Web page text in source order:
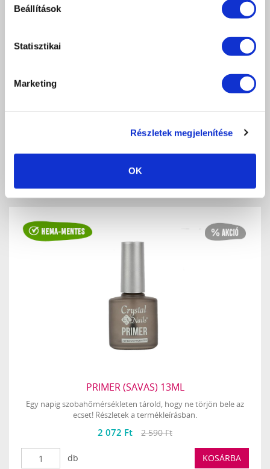
Beállítások
Statisztikai
Marketing
Részletek megjelenítése
OK
db KOSÁRBA
KEDVENCEKHEZ AD
RÉSZLETEK
PRIMER (SAVAS) 13ML
Egy napig szobahőmérsékleten tárold, hogy ne törjön bele az
ecset! Részletek a termékleírásban.
2 072 Ft 2 590 Ft
db KOSÁRBA